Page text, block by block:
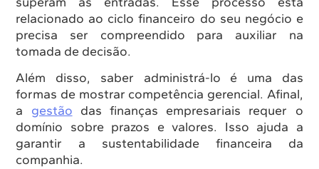
relacionado ao ciclo financeiro do seu negócio e
precisa ser compreendido para auxiliar na
tomada de decisão.
Além disso, saber administrá-lo é uma das
formas de mostrar competência gerencial. Afinal,
a gestão das finanças empresariais requer o
domínio sobre prazos e valores. Isso ajuda a
garantir a sustentabilidade financeira da
companhia.